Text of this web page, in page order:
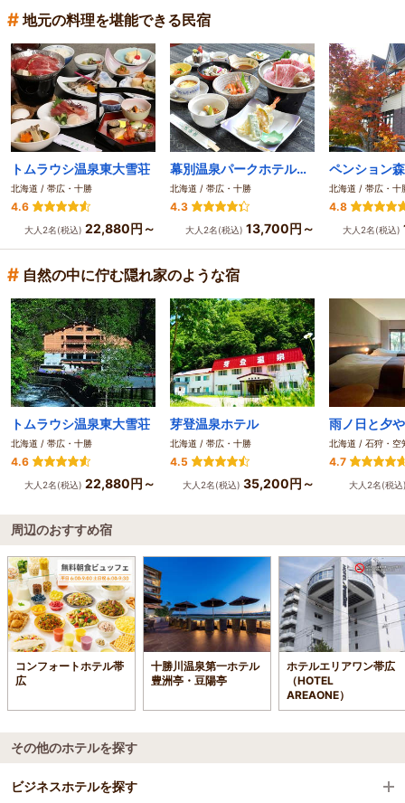
# 地元の料理を堪能できる民宿
トムラウシ温泉東大雪荘
北海道 / 帯広・十勝
4.6
大人2名(税込) 22,880円～
幕別温泉パークホテル悠湯館
北海道 / 帯広・十勝
4.3
大人2名(税込) 13,700円～
ペンション
北海道 / 帯広・十
4.8
大人2名(税込)
# 自然の中に佇む隠れ家のような宿
トムラウシ温泉東大雪荘
北海道 / 帯広・十勝
4.6
大人2名(税込) 22,880円～
芽登温泉ホテル
北海道 / 帯広・十勝
4.5
大人2名(税込) 35,200円～
雨ノ日と夕
北海道 / 石狩・空
4.7
大人2名(税
周辺のおすすめ宿
コンフォートホテル帯
広
十勝川温泉第一ホテル
豊洲亭・豆陽亭
ホテルエリアワン帯広
（HOTEL
AREAONE）
その他のホテルを探す
ビジネスホテルを探す